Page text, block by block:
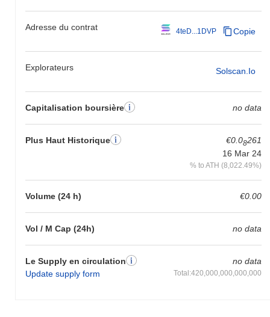
Adresse du contrat 4teD...1DVP Copie
Explorateurs Solscan.io
Capitalisation boursière no data
Plus Haut Historique €0.08261
16 Mar 24
% to ATH (8,022.49%)
Volume (24 h) €0.00
Vol / M Cap (24h) no data
Le Supply en circulation
Update supply form
no data
Total:420,000,000,000,000